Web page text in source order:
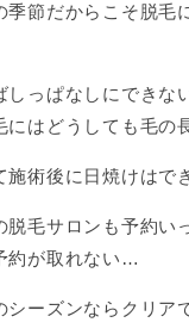
季節だからこそ脱毛
しっぱなしにできな
にはどうしても毛の
施術後に日焼けはで
脱毛サロンも予約い
約が取れない…
シーズンならクリア